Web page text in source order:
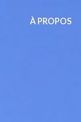
À PROPOS